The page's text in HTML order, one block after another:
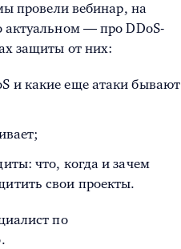
провели вебинар, на
актуальном — про DDoS-
защиты от них:
и какие еще атаки бывают
что, когда и зачем
свои проекты.
по